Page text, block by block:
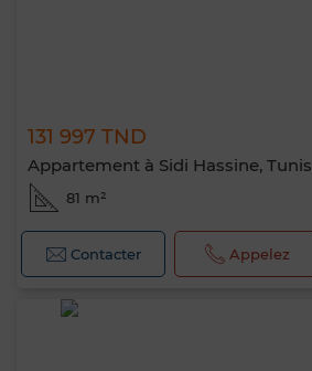
131 997 TND
Appartement à Sidi Hassine, Tunis
81 m²
Contacter Appelez